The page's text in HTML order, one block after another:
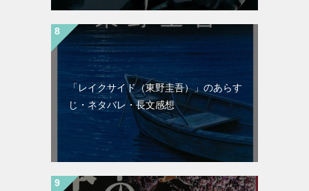
「レイクサイド（東野圭吾）」のあらす
じ・ネタバレ・長文感想